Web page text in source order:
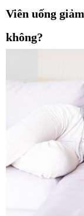
Viên uống
không?